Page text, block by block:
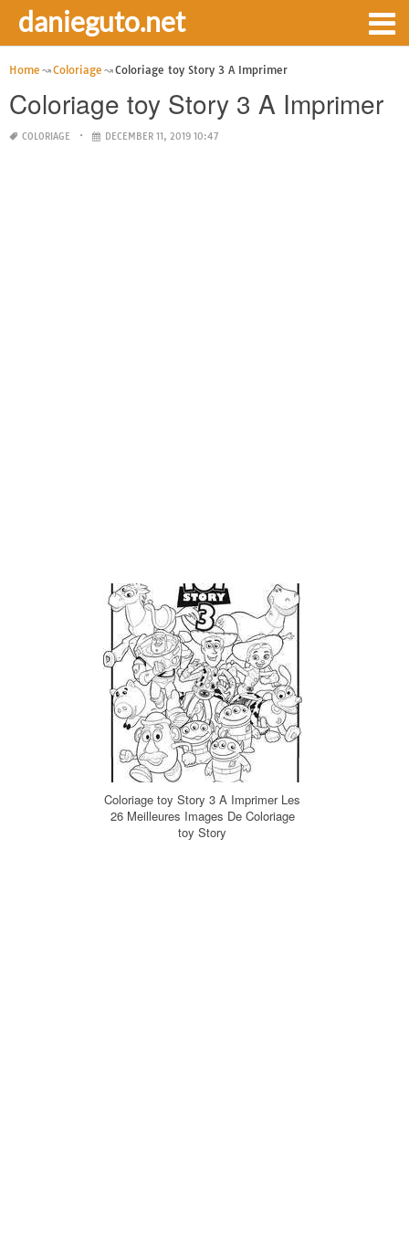
danieguto.net
Home Coloriage Coloriage toy Story 3 A Imprimer
Coloriage toy Story 3 A Imprimer
COLORIAGE DECEMBER 11, 2019 10:47
Coloriage toy Story 3 A Imprimer Les
26 Meilleures Images De Coloriage
toy Story